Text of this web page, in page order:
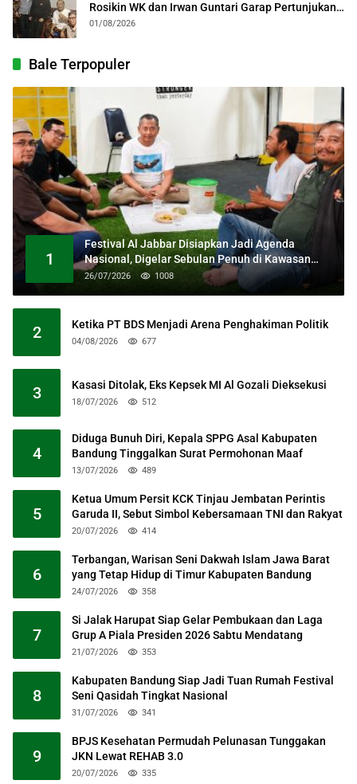
Rosikin WK dan Irwan Guntari Garap Pertunjukan
Kolosal
01/08/2026
Bale Terpopuler
1
Festival Al Jabbar Disiapkan Jadi Agenda
Nasional, Digelar Sebulan Penuh di Kawasan
Masjid Raya Al Jabbar
26/07/2026 1008
2 Ketika PT BDS Menjadi Arena Penghakiman Politik
04/08/2026 677
3 Kasasi Ditolak, Eks Kepsek MI Al Gozali Dieksekusi
18/07/2026 512
4
Diduga Bunuh Diri, Kepala SPPG Asal Kabupaten
Bandung Tinggalkan Surat Permohonan Maaf
13/07/2026 489
5
Ketua Umum Persit KCK Tinjau Jembatan Perintis
Garuda II, Sebut Simbol Kebersamaan TNI dan Rakyat
20/07/2026 414
6
Terbangan, Warisan Seni Dakwah Islam Jawa Barat
yang Tetap Hidup di Timur Kabupaten Bandung
24/07/2026 358
7
Si Jalak Harupat Siap Gelar Pembukaan dan Laga
Grup A Piala Presiden 2026 Sabtu Mendatang
21/07/2026 353
8
Kabupaten Bandung Siap Jadi Tuan Rumah Festival
Seni Qasidah Tingkat Nasional
31/07/2026 341
9
BPJS Kesehatan Permudah Pelunasan Tunggakan
JKN Lewat REHAB 3.0
20/07/2026 335